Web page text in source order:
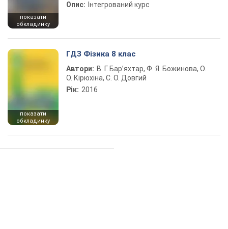
показати
обкладинку
Опис: Інтегрований курс
показати
обкладинку
ГДЗ Фізика 8 клас
Автори: В. Г. Бар’яхтар, Ф. Я. Божинова, О.
О. Кірюхіна, С. О. Довгий
Рік: 2016